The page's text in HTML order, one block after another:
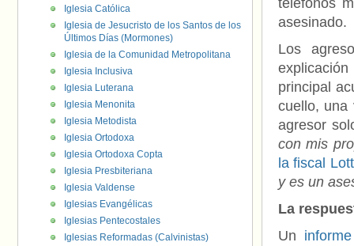
teléfonos
asesinado.
Los
principal
cuello, una
agresor
con mis
la fiscal
y es un
La
Un
Iglesia Católica
Iglesia de Jesucristo de los Santos de los
Últimos Días (Mormones)
Iglesia de la Comunidad Metropolitana
Iglesia Inclusiva
Iglesia Luterana
Iglesia Menonita
Iglesia Metodista
Iglesia Ortodoxa
Iglesia Ortodoxa Copta
Iglesia Presbiteriana
Iglesia Valdense
Iglesias Evangélicas
Iglesias Pentecostales
Iglesias Reformadas (Calvinistas)